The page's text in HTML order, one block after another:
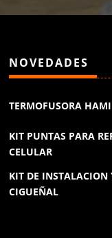
NOVEDADES
TERMOFUSORA
KIT PUNTAS PARA
CELULAR
KIT DE INSTALACION
CIGUEÑAL